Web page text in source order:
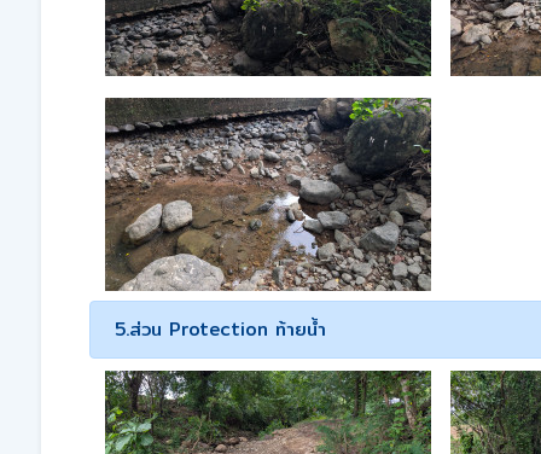
5.ส่วน Protection ท้ายน้ำ